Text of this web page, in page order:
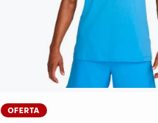
OFERTA